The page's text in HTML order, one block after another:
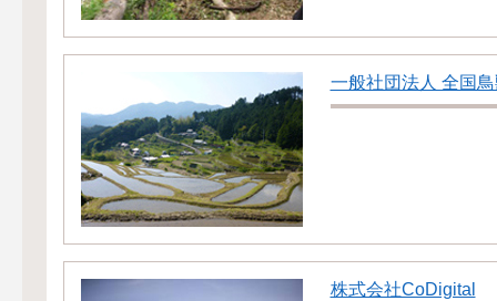
一般社団法人 全国
株式会社CoDigital